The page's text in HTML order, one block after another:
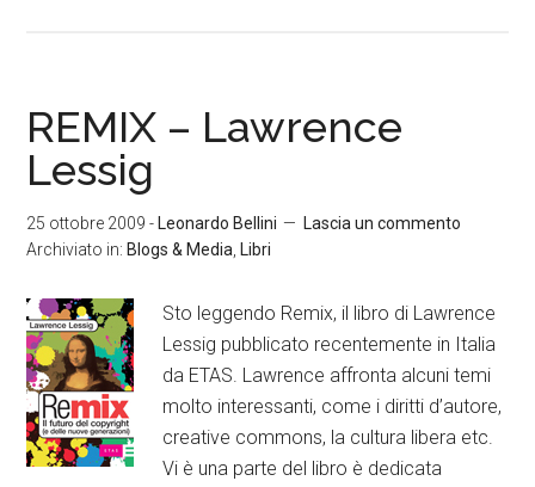
REMIX – Lawrence
Lessig
25 ottobre 2009 - Leonardo Bellini
Lascia un commento
Archiviato in: Blogs & Media Libri
Sto leggendo Remix, il libro di Lawrence
Lessig pubblicato recentemente in Italia
da ETAS. Lawrence affronta alcuni temi
molto interessanti, come i diritti d’autore,
creative commons, la cultura libera etc.
Vi è una parte del libro è dedicata